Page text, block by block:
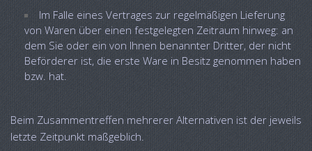
Im Falle eines Vertrages zur regelmäßigen Lieferung
von Waren über einen festgelegten Zeitraum hinweg: an
dem Sie oder ein von Ihnen benannter Dritter, der nicht
Beförderer ist, die erste Ware in Besitz genommen haben
bzw. hat.
Beim Zusammentreffen mehrerer Alternativen ist der jeweils
letzte Zeitpunkt maßgeblich.